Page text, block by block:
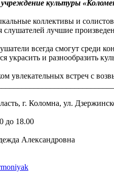
культуры
коллективы и
слушателей лучшие
всегда смогут среди
украсить и разнообразить
увлекательных встреч с
г. Коломна, ул.
до 18.00
Александровна